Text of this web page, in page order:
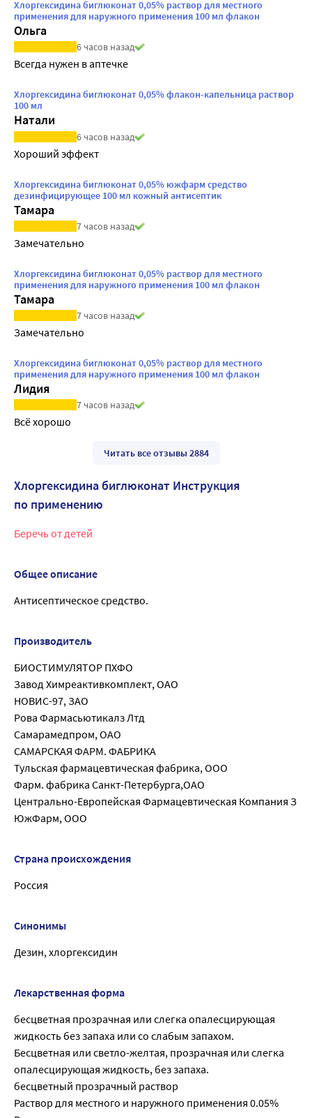
Хлоргексидина биглюконат 0,05% раствор для местного
применения для наружного применения 100 мл флакон
Ольга
6 часов назад
Всегда нужен в аптечке
Хлоргексидина биглюконат 0,05% флакон-капельница раствор
100 мл
Натали
6 часов назад
Хороший эффект
Хлоргексидина биглюконат 0,05% южфарм средство
дезинфицирующее 100 мл кожный антисептик
Тамара
7 часов назад
Замечательно
Хлоргексидина биглюконат 0,05% раствор для местного
применения для наружного применения 100 мл флакон
Тамара
7 часов назад
Замечательно
Хлоргексидина биглюконат 0,05% раствор для местного
применения для наружного применения 100 мл флакон
Лидия
7 часов назад
Всё хорошо
Читать все отзывы 2884
Хлоргексидина биглюконат Инструкция
по применению
Беречь от детей
Общее описание
Антисептическое средство.
Производитель
БИОСТИМУЛЯТОР ПХФО
Завод Химреактивкомплект, ОАО
НОВИС-97, ЗАО
Рова Фармасьютикалз Лтд
Самарамедпром, ОАО
САМАРСКАЯ ФАРМ. ФАБРИКА
Тульская фармацевтическая фабрика, ООО
Фарм. фабрика Санкт-Петербурга,ОАО
Центрально-Европейская Фармацевтическая Компания З
ЮжФарм, ООО
Страна происхождения
Россия
Синонимы
Дезин, хлоргексидин
Лекарственная форма
бесцветная прозрачная или слегка опалесцирующая
жидкость без запаха или со слабым запахом.
Бесцветная или светло-желтая, прозрачная или слегка
опалесцирующая жидкость, без запаха.
бесцветный прозрачный раствор
Раствор для местного и наружного применения 0.05%